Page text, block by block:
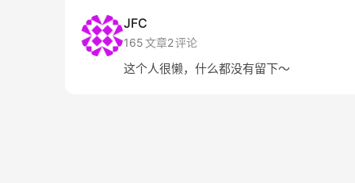
JFC
165文章2评论
这个人很懒，什么都没有留下～